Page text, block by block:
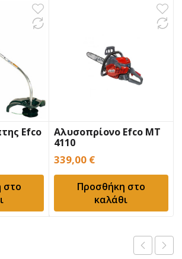
Efco
στο
Αλυσοπρίονο Efco MT
4110
339,00 €
Προσθήκη στο
καλάθι